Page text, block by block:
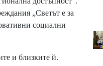
„Светът е за
социални
и близките й.